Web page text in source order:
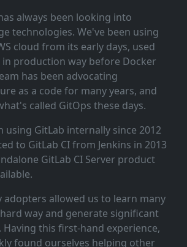
always been looking into
technologies. We've been using
cloud from its early days, used
production way before Docker
has been advocating
as a code for many years, and
called GitOps these days.
using GitLab internally since 2012
to GitLab CI from Jenkins in 2013
GitLab CI Server product
adopters allowed us to learn many
way and generate significant
Having this first‑hand experience,
found ourselves helping other